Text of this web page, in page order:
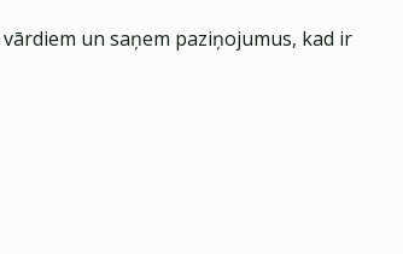
un saņem paziņojumus, kad ir